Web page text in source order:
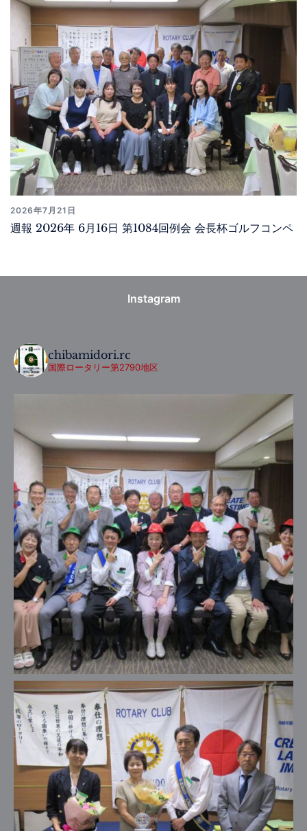
2026年7月21日
週報 2026年 6月16日 第1084回例会 会長杯ゴルフコンペ
Instagram
chibamidori.rc
国際ロータリー第2790地区